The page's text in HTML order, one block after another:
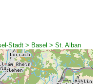
Stadt > Basel > St. Alban